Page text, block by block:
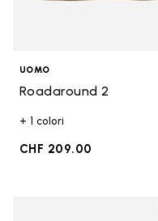
UOMO
Roadaround 2
+ 1 colori
CHF 209.00